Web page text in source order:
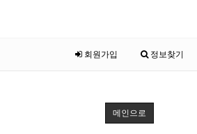
회원가입 정보찾기
메인으로